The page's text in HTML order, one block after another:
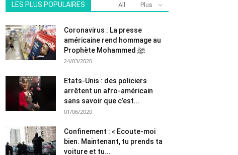
LES PLUS POPULAIRES All Plus
Coronavirus : La presse
américaine rend hommage au
Prophète Mohammed ﷺ
24/03/2020
Etats-Unis : des policiers
arrêtent un afro-américain
sans savoir que c’est...
01/06/2020
Confinement : « Ecoute-moi
bien. Maintenant, tu prends ta
voiture et tu...